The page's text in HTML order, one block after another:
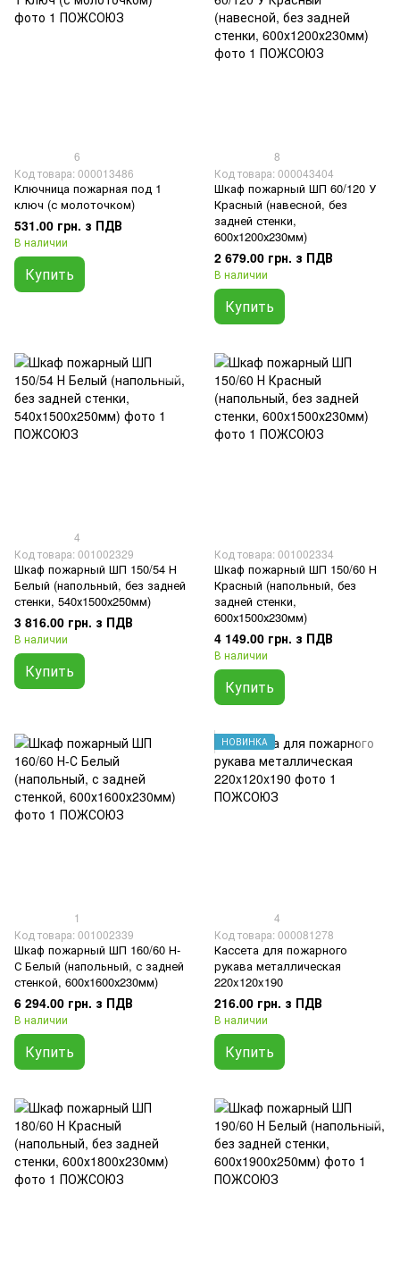
6
Код товара: 000013486
Ключница пожарная под 1
ключ (с молоточком)
531.00 грн. з ПДВ
В наличии
Купить
8
Код товара: 000043404
Шкаф пожарный ШП 60/120 У
Красный (навесной, без
задней стенки,
600х1200х230мм)
2 679.00 грн. з ПДВ
В наличии
Купить
4
Код товара: 001002329
Шкаф пожарный ШП 150/54 Н
Белый (напольный, без задней
стенки, 540х1500х250мм)
3 816.00 грн. з ПДВ
В наличии
Купить
Код товара: 001002334
Шкаф пожарный ШП 150/60 Н
Красный (напольный, без
задней стенки,
600х1500х230мм)
4 149.00 грн. з ПДВ
В наличии
Купить
1
Код товара: 001002339
Шкаф пожарный ШП 160/60 Н-
С Белый (напольный, с задней
стенкой, 600х1600х230мм)
6 294.00 грн. з ПДВ
В наличии
Купить
НОВИНКА
4
Код товара: 000081278
Кассета для пожарного
рукава металлическая
220x120x190
216.00 грн. з ПДВ
В наличии
Купить